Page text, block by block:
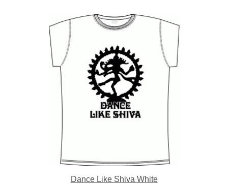
Dance Like Shiva White